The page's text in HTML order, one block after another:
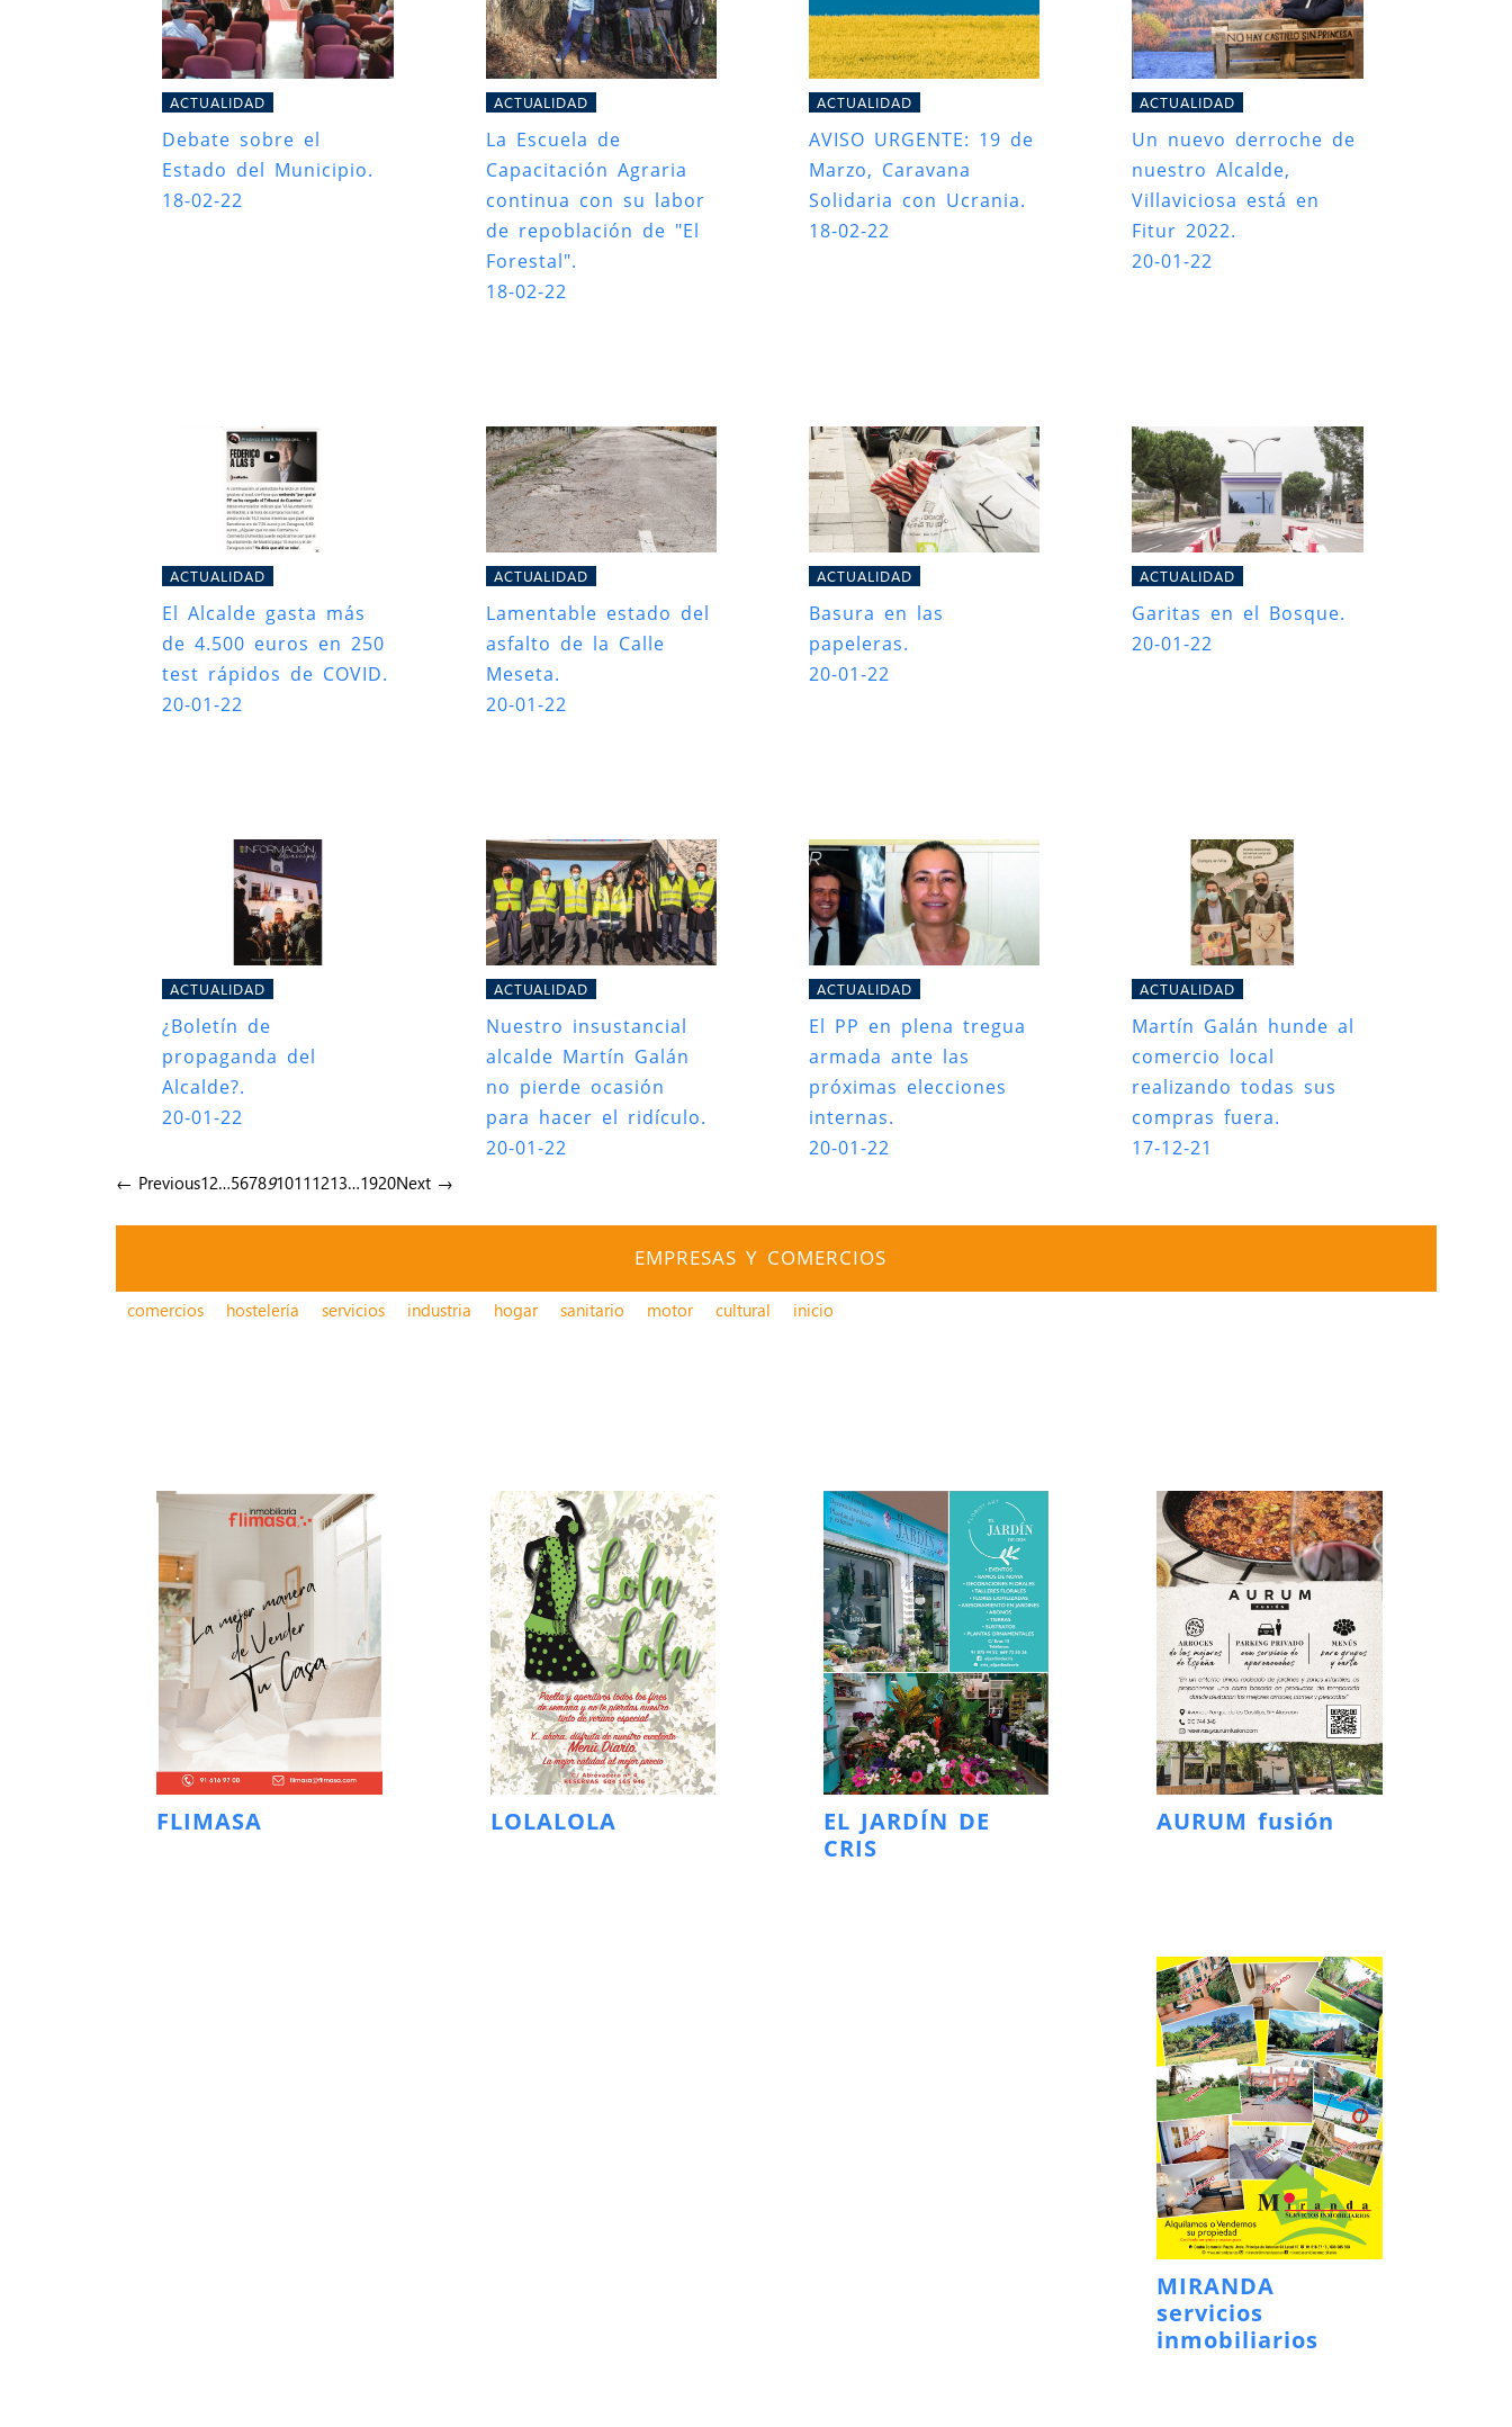
ACTUALIDAD
Debate sobre el
Estado del Municipio.
18-02-22
ACTUALIDAD
La Escuela de
Capacitación Agraria
continua con su labor
de repoblación de "El
Forestal".
18-02-22
ACTUALIDAD
AVISO URGENTE: 19 de
Marzo, Caravana
Solidaria con Ucrania.
18-02-22
ACTUALIDAD
Un nuevo derroche de
nuestro Alcalde,
Villaviciosa está en
Fitur 2022.
20-01-22
ACTUALIDAD
El Alcalde gasta más
de 4.500 euros en 250
test rápidos de COVID.
20-01-22
ACTUALIDAD
Lamentable estado del
asfalto de la Calle
Meseta.
20-01-22
ACTUALIDAD
Basura en las
papeleras.
20-01-22
ACTUALIDAD
Garitas en el Bosque.
20-01-22
ACTUALIDAD
¿Boletín de
propaganda del
Alcalde?.
20-01-22
ACTUALIDAD
Nuestro insustancial
alcalde Martín Galán
no pierde ocasión
para hacer el ridículo.
20-01-22
ACTUALIDAD
El PP en plena tregua
armada ante las
próximas elecciones
internas.
20-01-22
ACTUALIDAD
Martín Galán hunde al
comercio local
realizando todas sus
compras fuera.
17-12-21
← Previous12…5678910111213…1920Next →
EMPRESAS Y COMERCIOS
comercios hostelería servicios industria hogar sanitario motor cultural inicio
FLIMASA LOLALOLA
EL JARDÍN DE
CRIS
AURUM fusión
MIRANDA
servicios
inmobiliarios